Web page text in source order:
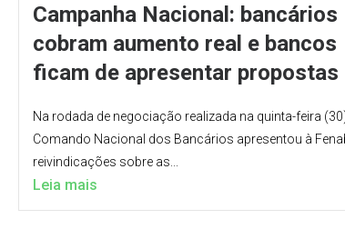
Campanha Nacional: bancários
cobram aumento real e bancos
ficam de apresentar propostas
Na rodada de negociação realizada na quinta-feira
Comando Nacional dos Bancários apresentou à
reivindicações sobre as...
Leia mais